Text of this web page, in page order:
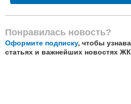
Понравилась новость?
Оформите подписку, чтобы
статьях и важнейших новостях